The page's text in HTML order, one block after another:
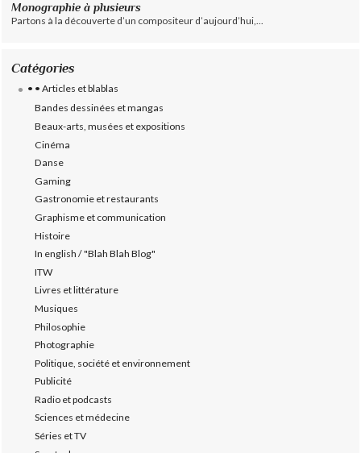
Monographie à plusieurs
Partons à la découverte d’un compositeur d’aujourd’hui,...
Catégories
• • Articles et blablas
Bandes dessinées et mangas
Beaux-arts, musées et expositions
Cinéma
Danse
Gaming
Gastronomie et restaurants
Graphisme et communication
Histoire
In english / "Blah Blah Blog"
ITW
Livres et littérature
Musiques
Philosophie
Photographie
Politique, société et environnement
Publicité
Radio et podcasts
Sciences et médecine
Séries et TV